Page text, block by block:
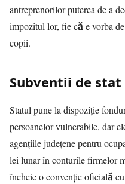
antreprenorilor puterea de a
impozitul lor, fie că e vorba
copii.
Subventii de
Statul pune la dispoziție
persoanelor vulnerabile, dar
agențiile județene pentru
lei lunar în conturile firmelor
încheie o convenție oficială